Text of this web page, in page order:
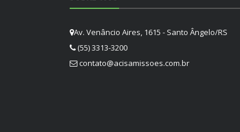
Av. Venâncio Aires, 1615 - Santo Ângelo/RS
(55) 3313-3200
contato@acisamissoes.com.br